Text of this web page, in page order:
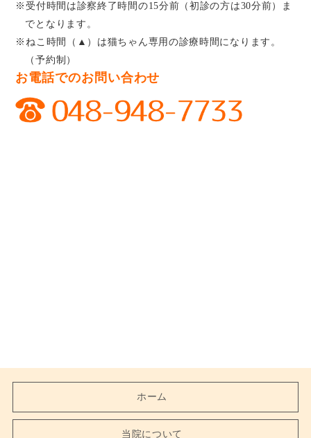
※受付時間は診察終了時間の15分前（初診の方は30分前）ま
でとなります。
※ねこ時間（▲）は猫ちゃん専用の診療時間になります。
（予約制）
お電話でのお問い合わせ
ホーム
当院について